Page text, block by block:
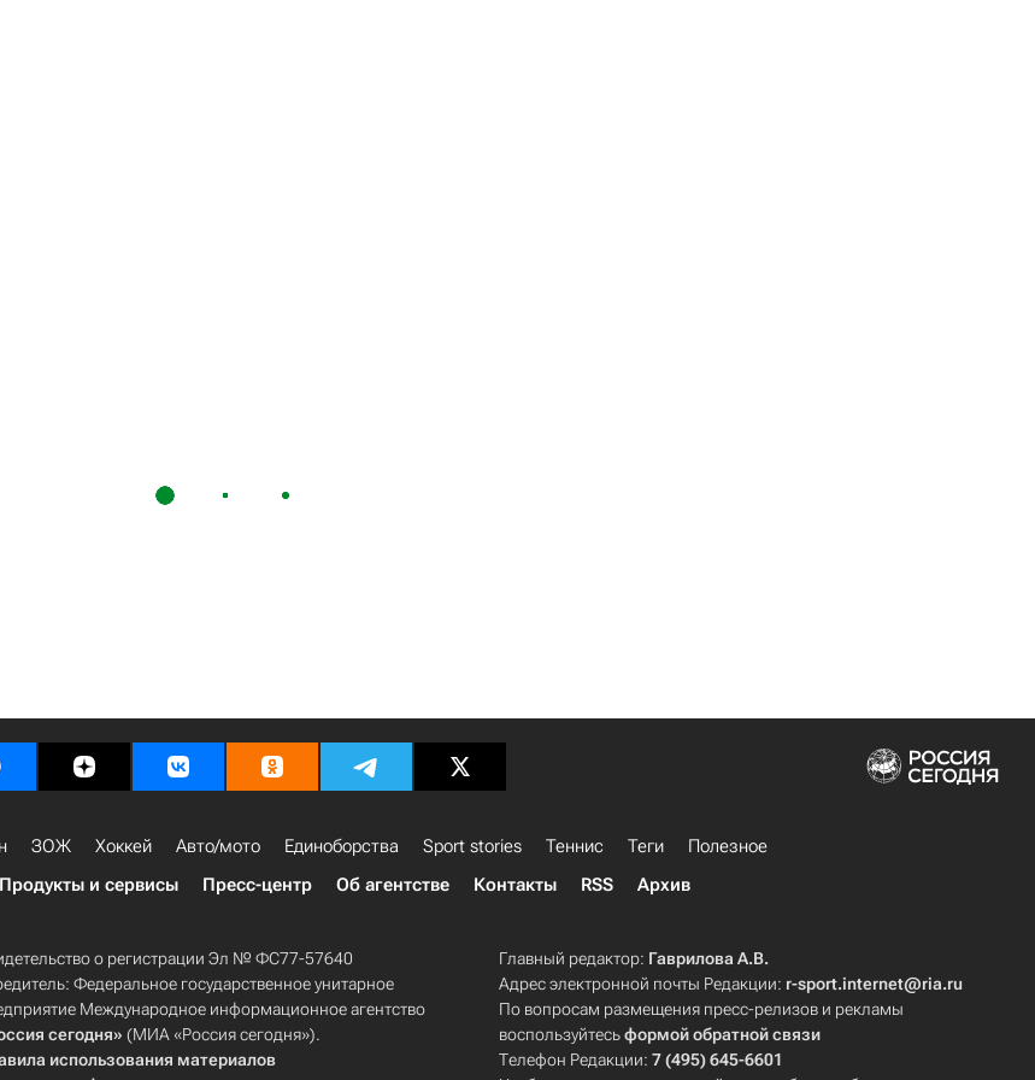
ЗОЖ Хоккей Авто/мото Единоборства Sport stories Теннис Теги
Полезное
Продукты и сервисы Пресс-центр Об агентстве Контакты RSS Архив
о регистрации Эл № ФС77-57640
Федеральное государственное унитарное
Международное информационное агентство
сегодня» (МИА «Россия сегодня»).
использования материалов
Главный редактор: Гаврилова А.В.
Адрес электронной почты Редакции: r-sport.internet@ria.ru
По вопросам размещения пресс-релизов и рекламы
воспользуйтесьформой обратной связи
Телефон Редакции:7 (495) 645-6601